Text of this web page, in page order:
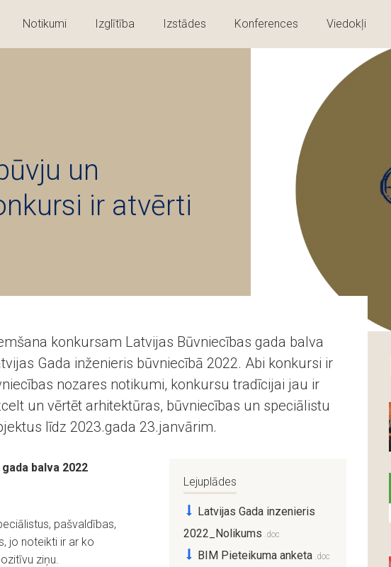
Notikumi Izglītība Izstādes Konferences Viedokļi
un
ir atvērti
konkursam Latvijas Būvniecības gada balva
Gada inženieris būvniecībā 2022. Abi konkursi ir
nozares notikumi, konkursu tradīcijai jau ir
un vērtēt arhitektūras, būvniecības un speciālistu
līdz 2023.gada 23.janvārim.
Lejuplādes
Latvijas Gada inzenieris
2022_Nolikums
BIM Pieteikuma anketa
balva 2022
pašvaldības,
jo noteikti ir ar ko
ziņu.